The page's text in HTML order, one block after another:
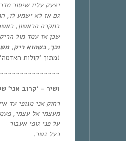
יצעק עליו שיסור
גם אז לא ישמע לו,
במקרה הראשון,
שכן אז עמד מול
וכך, כשהוא ריק,
(מתוך ‘קולות
ושיר – ‘קרוב
רחוק אני מגופי עד
מעצמי אל עצמי,
על פני גופי אעבור
כעל גשר.